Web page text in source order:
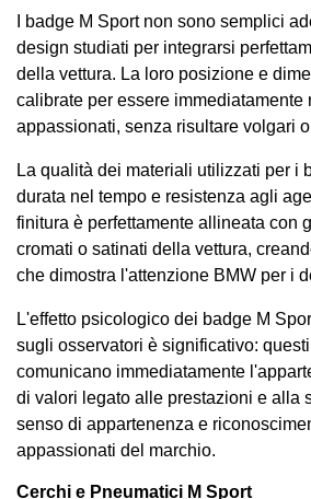
I badge M Sport non sono semplici
design studiati per integrarsi
della vettura. La loro posizione e
calibrate per essere
appassionati, senza risultare volgari
La qualità dei materiali utilizzati per i
durata nel tempo e resistenza agli
finitura è perfettamente allineata con
cromati o satinati della vettura,
che dimostra l'attenzione BMW per i
L'effetto psicologico dei badge M
sugli osservatori è significativo:
comunicano immediatamente
di valori legato alle prestazioni e alla
senso di appartenenza e
appassionati del marchio.
Cerchi e Pneumatici M Sport